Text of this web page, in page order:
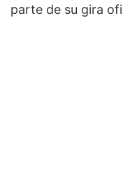
parte de su gira